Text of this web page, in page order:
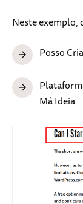
Neste
Posso
Má Ideia